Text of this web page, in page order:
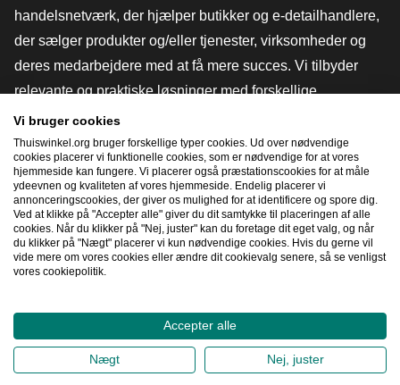
handelsnetværk, der hjælper butikker og e-detailhandlere,
der sælger produkter og/eller tjenester, virksomheder og
deres medarbejdere med at få mere succes. Vi tilbyder
relevante og praktiske løsninger med forskellige
tillidsmærker, Thuiswinkel-anmeldelser, juridiske værktøjer
og rådgivning, fortalervirksomhed, markedsundersøgelser
og har vores egen uddannelsesplatform, Thuiswinkel e-
Academy.
Naviger hurtigt
2026©Thuiswinkel.org
Fortrolighedserklæring Cookieerklæring
Vi bruger cookies
Thuiswinkel.org bruger forskellige typer cookies. Ud over nødvendige
cookies placerer vi funktionelle cookies, som er nødvendige for at vores
hjemmeside kan fungere. Vi placerer også præstationscookies for at måle
ydeevnen og kvaliteten af ​​vores hjemmeside. Endelig placerer vi
annonceringscookies, der giver os mulighed for at identificere og spore dig.
Ved at klikke på "Accepter alle" giver du dit samtykke til placeringen af ​​alle
cookies. Når du klikker på "Nej, juster" kan du foretage dit eget valg, og når
du klikker på "Nægt" placerer vi kun nødvendige cookies. Hvis du gerne vil
vide mere om vores cookies eller ændre dit cookievalg senere, så se venligst
vores cookiepolitik.
Accepter alle
Nægt Nej, juster